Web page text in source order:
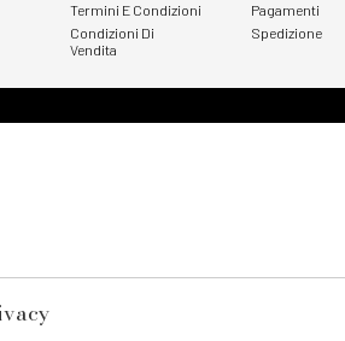
Termini E Condizioni
Condizioni Di
Vendita
Pagamenti
Spedizione